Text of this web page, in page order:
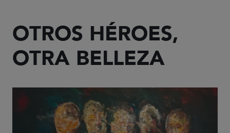
OTROS HÉROES,
OTRA BELLEZA